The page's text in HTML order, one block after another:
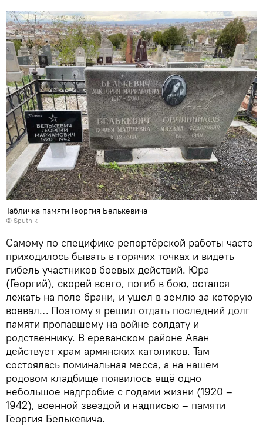
Табличка памяти Георгия Белькевича
© Sputnik
Самому по специфике репортёрской работы часто
приходилось бывать в горячих точках и видеть
гибель участников боевых действий. Юра
(Георгий), скорей всего, погиб в бою, остался
лежать на поле брани, и ушел в землю за которую
воевал… Поэтому я решил отдать последний долг
памяти пропавшему на войне солдату и
родственнику. В ереванском районе Аван
действует храм армянских католиков. Там
состоялась поминальная месса, а на нашем
родовом кладбище появилось ещё одно
небольшое надгробие с годами жизни (1920 –
1942), военной звездой и надписью – памяти
Георгия Белькевича.